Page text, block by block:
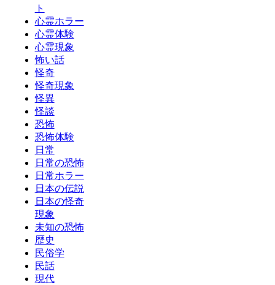
ト
心霊ホラー
心霊体験
心霊現象
怖い話
怪奇
怪奇現象
怪異
怪談
恐怖
恐怖体験
日常
日常の恐怖
日常ホラー
日本の伝説
日本の怪奇
現象
未知の恐怖
歴史
民俗学
民話
現代